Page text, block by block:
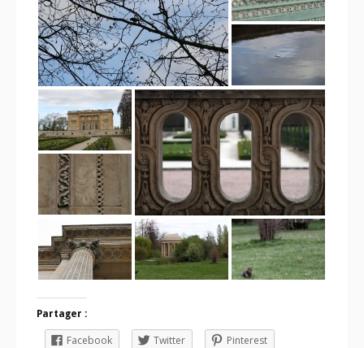
Partager :
Facebook Twitter
Pinterest